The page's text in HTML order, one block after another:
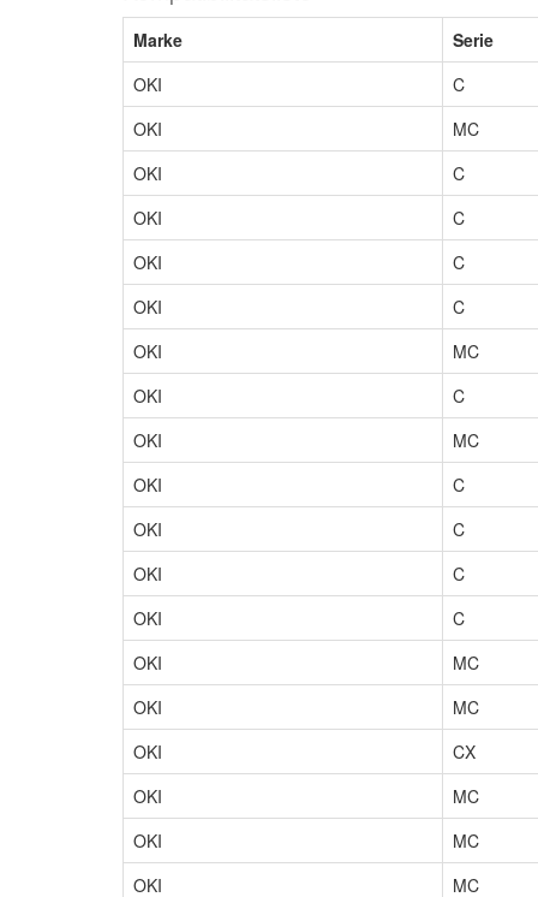
Marke Serie
OKI
C
OKI
MC
OKI
C
OKI
C
OKI
C
OKI
C
OKI
MC
OKI
C
OKI
MC
OKI
C
OKI
C
OKI
C
OKI
C
OKI
MC
OKI
MC
OKI
CX
OKI
MC
OKI
MC
OKI
MC